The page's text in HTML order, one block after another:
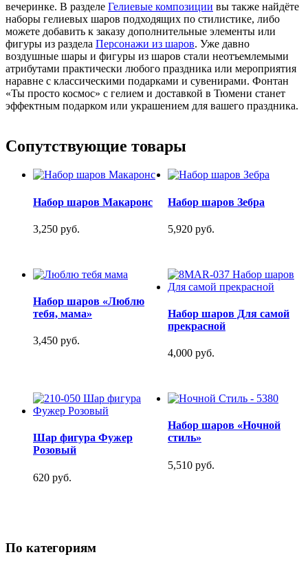
вечеринке. В разделе Гелиевые композиции вы также найдёте
наборы гелиевых шаров подходящих по стилистике, либо
можете добавить к заказу дополнительные элементы или
фигуры из раздела Персонажи из шаров. Уже давно
воздушные шары и фигуры из шаров стали неотъемлемыми
атрибутами практически любого праздника или мероприятия
наравне с классическими подарками и сувенирами. Фонтан
«Ты просто космос» с гелием и доставкой в Тюмени станет
эффектным подарком или украшением для вашего праздника.
Сопутствующие товары
Набор шаров Макаронс
3,250 руб.
Набор шаров Зебра
5,920 руб.
Набор шаров «Люблю
тебя, мама»
3,450 руб.
Набор шаров Для самой
прекрасной
4,000 руб.
Шар фигура Фужер
Розовый
620 руб.
Набор шаров «Ночной
стиль»
5,510 руб.
По категориям